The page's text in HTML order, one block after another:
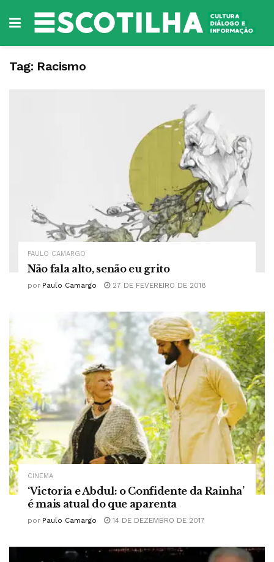
Tag: Racismo
PAULO CAMARGO
Não fala alto, senão eu grito
por Paulo Camargo 27 DE FEVEREIRO DE 2018
CINEMA
‘Victoria e Abdul: o Confidente da Rainha’
é mais atual do que aparenta
por Paulo Camargo 14 DE DEZEMBRO DE 2017